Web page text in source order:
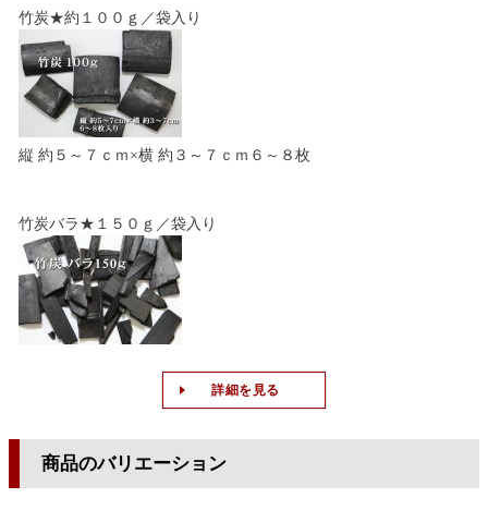
竹炭★約１００ｇ／袋入り
縦 約５～７ｃｍ×横 約３～７ｃｍ６～８枚
竹炭バラ★１５０ｇ／袋入り
詳細を見る
商品のバリエーション